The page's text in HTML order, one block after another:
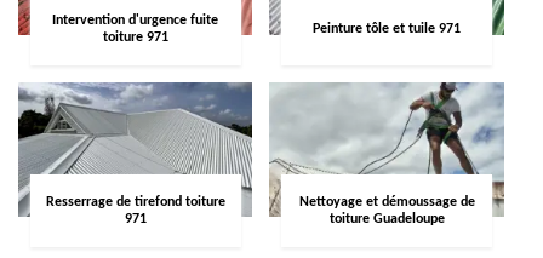
Intervention d'urgence fuite
toiture 971
Peinture tôle et tuile 971
Resserrage de tirefond toiture
971
Nettoyage et démoussage de
toiture Guadeloupe